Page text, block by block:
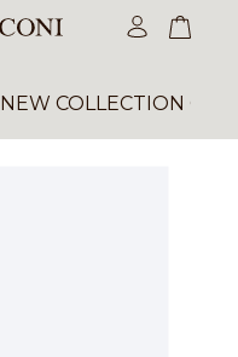
NEW COLLECTION